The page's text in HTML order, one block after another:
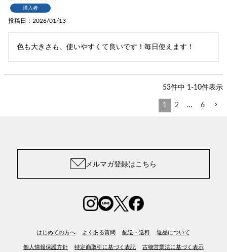
購入者
投稿日 2026/01/13
色も大きさも、使いやすくて良いです！毎日使えます！
53件中 1-10件表示
1 2 … 6
メルマガ登録はこちら
はじめての方へ よくある質問 配送・送料 返品について
個人情報保護方針 特定商取引に基づく表記 古物営業法に基づく表示